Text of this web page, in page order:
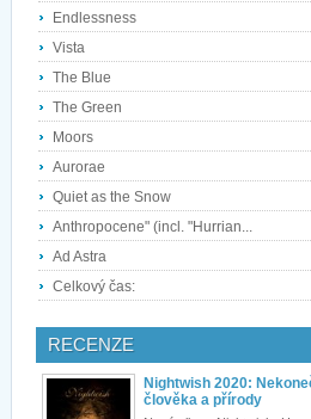
Endlessness
Vista
The Blue
The Green
Moors
Aurorae
Quiet as the Snow
Anthropocene" (incl. "Hurrian...
Ad Astra
Celkový čas:
RECENZE
Nightwish 2020:
člověka a přírody